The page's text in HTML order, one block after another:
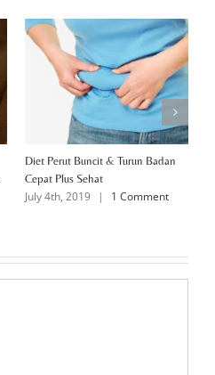
Diet Perut Buncit & Turun Badan
Cepat Plus Sehat
July 4th, 2019 | 1 Comment